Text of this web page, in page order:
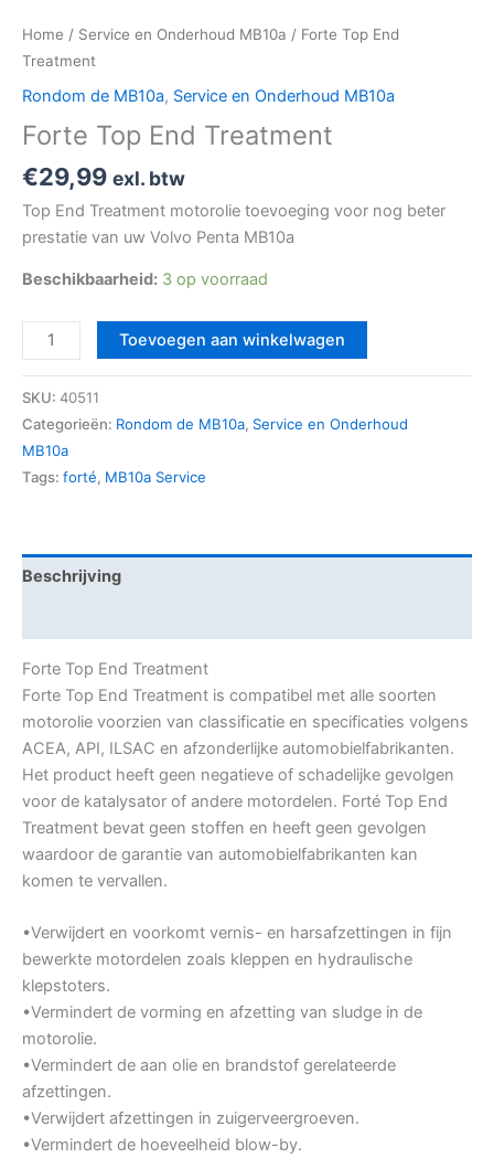
Home / Service en Onderhoud MB10a / Forte Top End
Treatment
Rondom de MB10a, Service en Onderhoud MB10a
Forte Top End Treatment
€29,99 exl. btw
Top End Treatment motorolie toevoeging voor nog beter
prestatie van uw Volvo Penta MB10a
Beschikbaarheid: 3 op voorraad
Toevoegen aan winkelwagen
SKU: 40511
Categorieën: Rondom de MB10a, Service en Onderhoud
MB10a
Tags: forté, MB10a Service
Beschrijving
Forte Top End Treatment
Forte Top End Treatment is compatibel met alle soorten
motorolie voorzien van classificatie en specificaties volgens
ACEA, API, ILSAC en afzonderlijke automobielfabrikanten.
Het product heeft geen negatieve of schadelijke gevolgen
voor de katalysator of andere motordelen. Forté Top End
Treatment bevat geen stoffen en heeft geen gevolgen
waardoor de garantie van automobielfabrikanten kan
komen te vervallen.
•Verwijdert en voorkomt vernis- en harsafzettingen in fijn
bewerkte motordelen zoals kleppen en hydraulische
klepstoters.
•Vermindert de vorming en afzetting van sludge in de
motorolie.
•Vermindert de aan olie en brandstof gerelateerde
afzettingen.
•Verwijdert afzettingen in zuigerveergroeven.
•Vermindert de hoeveelheid blow-by.